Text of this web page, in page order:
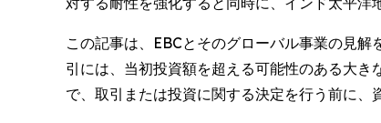
この記事は、EBCとそのグローバル事業の見
引には、当初投資額を超える可能性のある大
で、取引または投資に関する決定を行う前に